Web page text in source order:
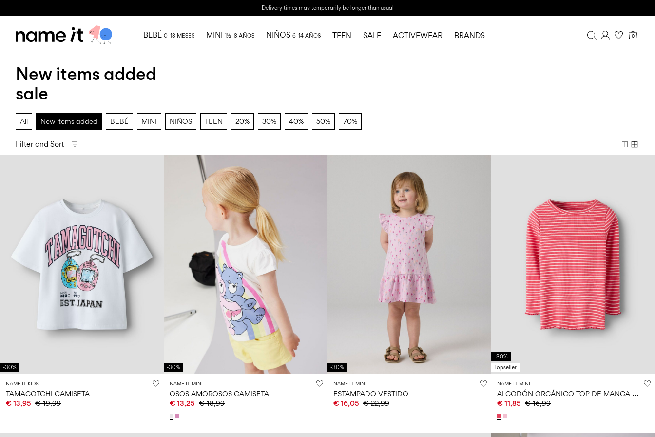
Delivery times may temporarily be longer than usual
0
BEBÉ 0–18 MESES MINI 1½–8 AÑOS NIÑOS 6–14 AÑOS TEEN SALE ACTIVEWEAR BRANDS
New items added
sale
All New items added BEBÉ MINI NIÑOS TEEN 20% 30% 40% 50% 70%
Filter and Sort
-30%
NAME IT KIDS
TAMAGOTCHI CAMISETA
€ 13,95 € 19,99
-30%
NAME IT MINI
OSOS AMOROSOS CAMISETA
€ 13,25 € 18,99
-30%
NAME IT MINI
ESTAMPADO VESTIDO
€ 16,05 € 22,99
-30%
Topseller
NAME IT MINI
A
LGODÓN ORGÁNICO TOP DE MANGA LARGA
€ 11,85 € 16,99